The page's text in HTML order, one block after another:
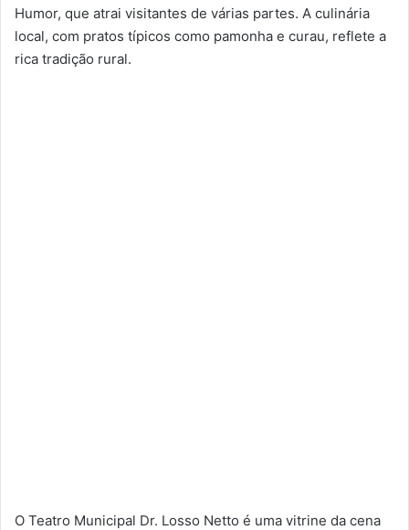
Humor, que atrai visitantes de várias partes. A culinária
local, com pratos típicos como pamonha e curau, reflete a
rica tradição rural.
O Teatro Municipal Dr. Losso Netto é uma vitrine da cena